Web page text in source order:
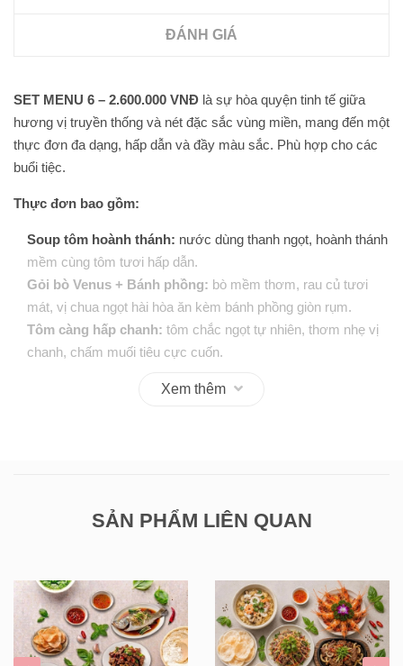
ĐÁNH GIÁ
SET MENU 6 – 2.600.000 VNĐ là sự hòa quyện tinh tế giữa
hương vị truyền thống và nét đặc sắc vùng miền, mang đến một
thực đơn đa dạng, hấp dẫn và đầy màu sắc. Phù hợp cho các
buổi tiệc.
Thực đơn bao gồm:
Soup tôm hoành thánh: nước dùng thanh ngọt, hoành thánh
mềm cùng tôm tươi hấp dẫn.
Gỏi bò Venus + Bánh phồng: bò mềm thơm, rau củ tươi
mát, vị chua ngọt hài hòa ăn kèm bánh phồng giòn rụm.
Tôm càng hấp chanh: tôm chắc ngọt tự nhiên, thơm nhẹ vị
chanh, chấm muối tiêu cực cuốn.
lý hoặc bí nụ xanh non.
📞 Hotline đặt tiệc: 0968 815 005 – 0888 422 525
Xem thêm
SẢN PHẨM LIÊN QUAN